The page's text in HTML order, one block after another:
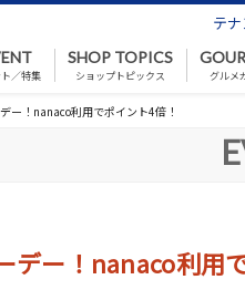
テ
／特集
SHOP TOPICS
ショップトピックス グルメ
ー！nanaco利用でポイント4倍！
デー！nanaco利用